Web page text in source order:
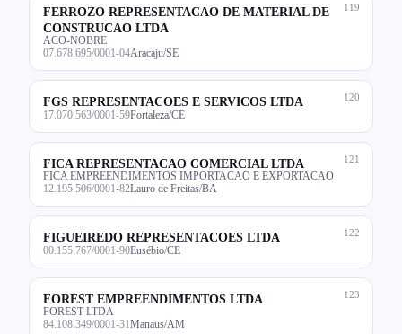
119
FERROZO REPRESENTACAO DE MATERIAL DE
CONSTRUCAO LTDA
ACO-NOBRE
07.678.695/0001-04Aracaju/SE
120
FGS REPRESENTACOES E SERVICOS LTDA
17.070.563/0001-59Fortaleza/CE
121
FICA REPRESENTACAO COMERCIAL LTDA
FICA EMPREENDIMENTOS IMPORTACAO E EXPORTACAO
12.195.506/0001-82Lauro de Freitas/BA
122
FIGUEIREDO REPRESENTACOES LTDA
00.155.767/0001-90Eusébio/CE
123
FOREST EMPREENDIMENTOS LTDA
FOREST LTDA
84.108.349/0001-31 Manaus/AM